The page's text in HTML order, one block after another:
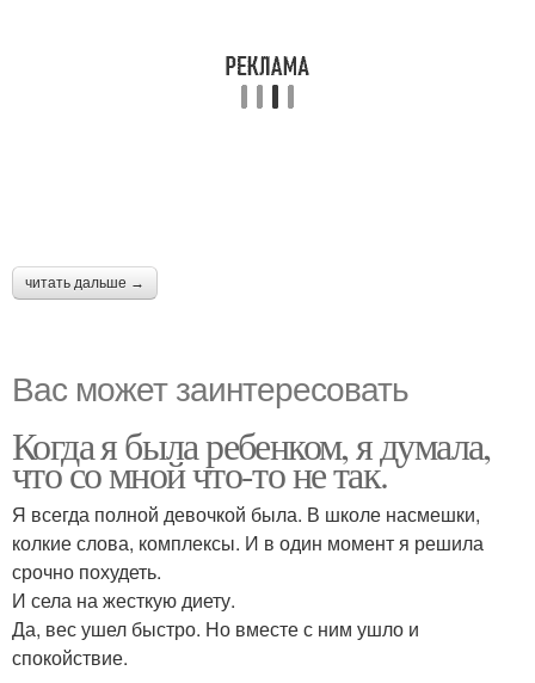
читать дальше →
Вас может заинтересовать
Когда я была ребенком, я думала,
что со мной что-то не так.
Я всегда полной девочкой была. В школе насмешки,
колкие слова, комплексы. И в один момент я решила
срочно похудеть.
И села на жесткую диету.
Да, вес ушел быстро. Но вместе с ним ушло и
спокойствие.